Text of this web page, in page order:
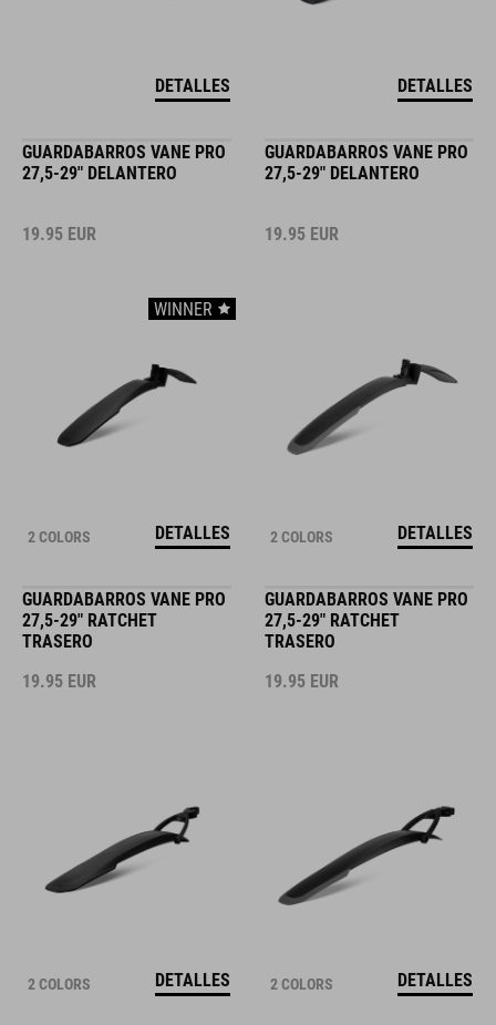
DETALLES DETALLES
GUARDABARROS VANE PRO
27,5-29" DELANTERO
19.95 EUR
WINNER
2 COLORS DETALLES
GUARDABARROS VANE PRO
27,5-29" DELANTERO
19.95 EUR
2 COLORS DETALLES
GUARDABARROS VANE PRO
27,5-29" RATCHET
TRASERO
19.95 EUR
2 COLORS DETALLES
GUARDABARROS VANE PRO
27,5-29" RATCHET
TRASERO
19.95 EUR
2 COLORS DETALLES